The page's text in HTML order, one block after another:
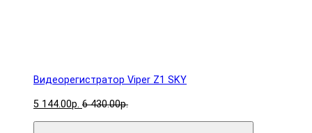
Видеорегистратор Viper Z1 SKY
5 144.00р. 6 430.00р.